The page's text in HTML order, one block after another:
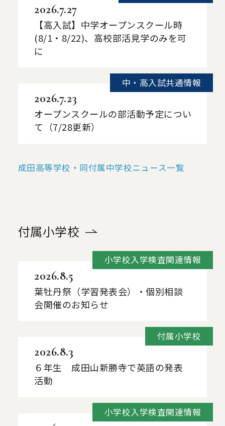
2026.7.27
【高入試】中学オープンスクール時
(8/1・8/22)、高校部活見学のみを可
に
中・高入試共通情報
2026.7.23
オープンスクールの部活動予定につい
て（7/28更新）
成田高等学校・同付属中学校ニュース一覧
付属小学校
小学校入学検査関連情報
2026.8.5
葉牡丹祭（学習発表会）・個別相談
会開催のお知らせ
付属小学校
2026.8.3
６年生 成田山新勝寺で英語の発表
活動
小学校入学検査関連情報